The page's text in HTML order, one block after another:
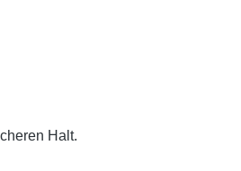
Halt.